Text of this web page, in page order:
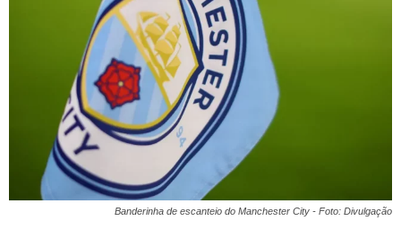
Banderinha de escanteio do Manchester City - Foto: Divulgação